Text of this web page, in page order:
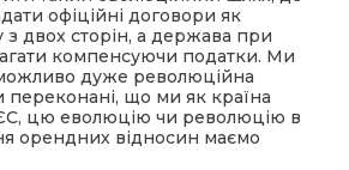
офіційні договори як
з двох сторін, а держава при
компенсуючи податки. Ми
дуже революційна
переконані, що ми як країна
цю еволюцію чи революцію в
орендних відносин маємо